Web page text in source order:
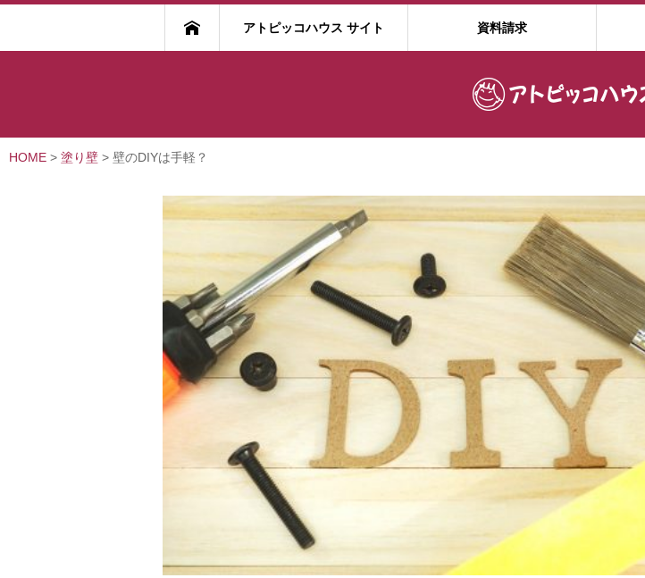
アトピッコハウス サイト 資料請求
HOME > 塗り壁 > 壁のDIYは手軽？